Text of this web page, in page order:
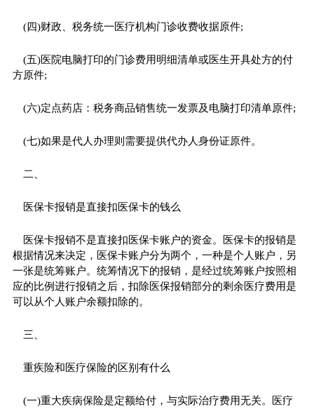
(四)财政、税务统一医疗机构门诊收费收据原件;
(五)医院电脑打印的门诊费用明细清单或医生开具处方的付
方原件;
(六)定点药店：税务商品销售统一发票及电脑打印清单原件;
(七)如果是代人办理则需要提供代办人身份证原件。
二、
医保卡报销是直接扣医保卡的钱么
医保卡报销不是直接扣医保卡账户的资金。医保卡的报销是
根据情况来决定，医保卡账户分为两个，一种是个人账户，另
一张是统筹账户。统筹情况下的报销，是经过统筹账户按照相
应的比例进行报销之后，扣除医保报销部分的剩余医疗费用是
可以从个人账户余额扣除的。
三、
重疾险和医疗保险的区别有什么
(一)重大疾病保险是定额给付，与实际治疗费用无关。医疗